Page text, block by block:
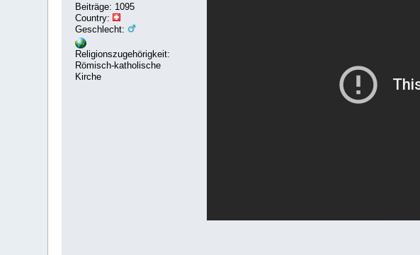
Beiträge: 1095
Country:
Geschlecht:
Religionszugehörigkeit:
Römisch-katholische
Kirche